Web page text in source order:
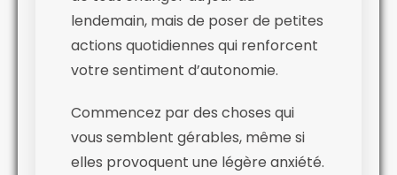
lendemain, mais de poser de petites
actions quotidiennes qui renforcent
votre sentiment d’autonomie.
Commencez par des choses qui
vous semblent gérables, même si
elles provoquent une légère anxiété.